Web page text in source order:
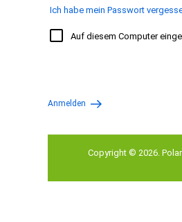
Ich habe mein Passwort
Auf diesem Computer
Anmelden
Copyright © 2026.